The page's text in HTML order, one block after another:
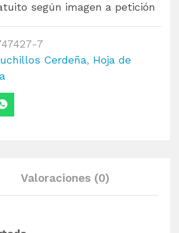
según imagen a petición
7
Cerdeña, Hoja de
Valoraciones (0)